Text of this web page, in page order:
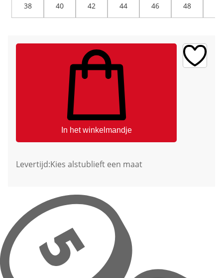
38 40 42 44 46 48
In het winkelmandje
Levertijd:Kies alstublieft een maat